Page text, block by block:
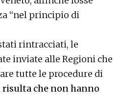
“nel principio di
rintracciati, le
inviate alle Regioni che
tutte le procedure di
risulta che non hanno